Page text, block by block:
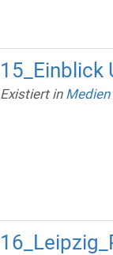
15_Einblick
Existiert in Medien